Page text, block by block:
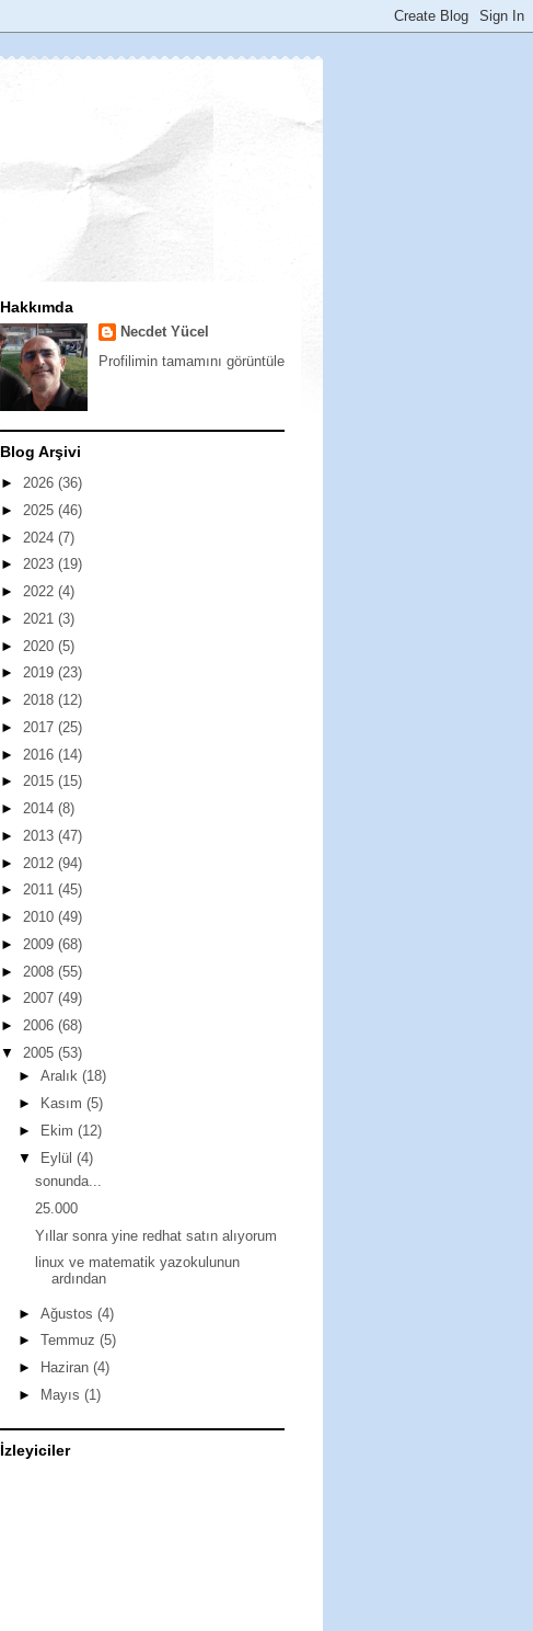
Hakkımda
Necdet Yücel
Profilimin tamamını görüntüle
Blog Arşivi
► 2026 (36)
► 2025 (46)
► 2024 (7)
► 2023 (19)
► 2022 (4)
► 2021 (3)
► 2020 (5)
► 2019 (23)
► 2018 (12)
► 2017 (25)
► 2016 (14)
► 2015 (15)
► 2014 (8)
► 2013 (47)
► 2012 (94)
► 2011 (45)
► 2010 (49)
► 2009 (68)
► 2008 (55)
► 2007 (49)
► 2006 (68)
▼ 2005 (53)
► Aralık (18)
►
Kasım (5)
►
Ekim (12)
▼ Eylül (4)
sonunda...
25.000
Yıllar sonra yine redhat satın alıyorum
linux ve matematik yazokulunun
ardından
► Ağustos (4)
► Temmuz (5)
►
Haziran (4)
►
Mayıs (1)
İzleyiciler